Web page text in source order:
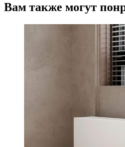
Вам также могут